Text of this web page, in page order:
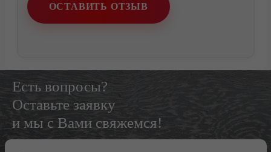
ОСТАВИТЬ ОТЗЫВ
Есть вопросы?
Оставьте заявку
и мы с Вами свяжемся!